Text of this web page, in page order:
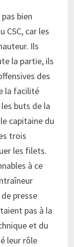
bien
CSC, car les
Ils
la partie, ils
des
la facilité
buts de la
capitaine du
trois
les filets.
à ce
presse
pas à la
et du
leur rôle